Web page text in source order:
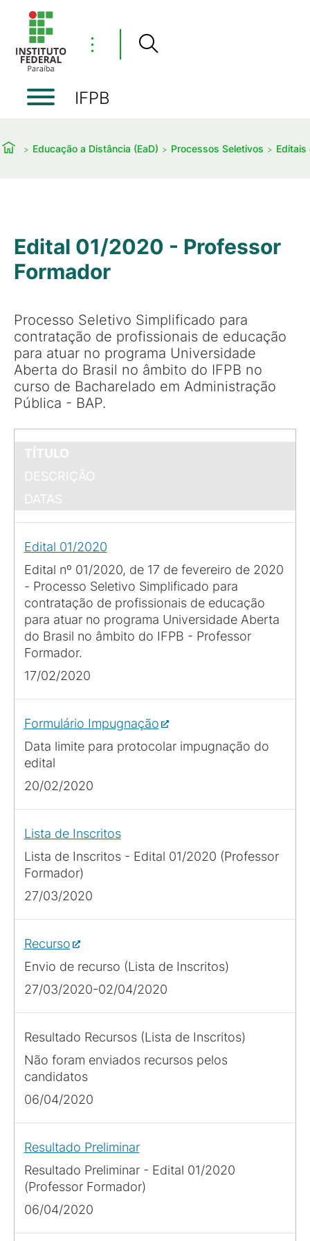
⋮
IFPB
Educação a Distância (EaD) Processos Seletivos Editais
Edital 01/2020 - Professor
Formador
Processo Seletivo Simplificado para
contratação de profissionais de educação
para atuar no programa Universidade
Aberta do Brasil no âmbito do IFPB no
curso de Bacharelado em Administração
Pública - BAP.
TÍTULO
DESCRIÇÃO
DATAS
Edital 01/2020
Edital nº 01/2020, de 17 de fevereiro de 2020
- Processo Seletivo Simplificado para
contratação de profissionais de educação
para atuar no programa Universidade Aberta
do Brasil no âmbito do IFPB - Professor
Formador.
17/02/2020
Formulário Impugnação
Data limite para protocolar impugnação do
edital
20/02/2020
Lista de Inscritos
Lista de Inscritos - Edital 01/2020 (Professor
Formador)
27/03/2020
Recurso
Envio de recurso (Lista de Inscritos)
27/03/2020-02/04/2020
Resultado Recursos (Lista de Inscritos)
Não foram enviados recursos pelos
candidatos
06/04/2020
Resultado Preliminar
Resultado Preliminar - Edital 01/2020
(Professor Formador)
06/04/2020